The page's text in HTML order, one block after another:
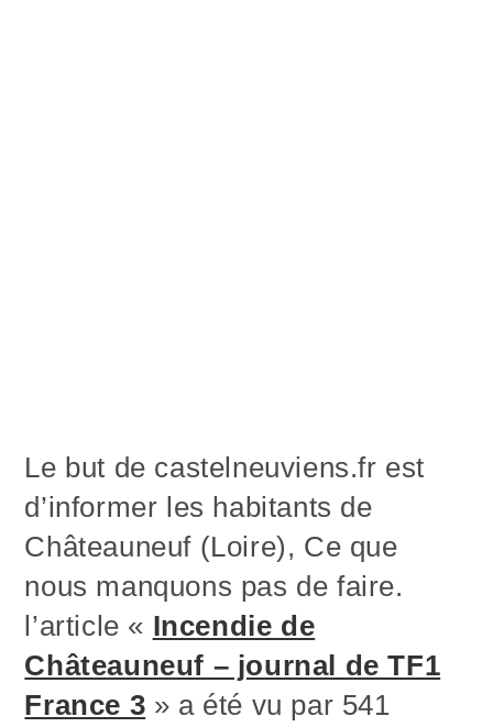
Le but de castelneuviens.fr est
d’informer les habitants de
Châteauneuf (Loire), Ce que
nous manquons pas de faire.
l’article « Incendie de
Châteauneuf – journal de TF1
France 3 » a été vu par 541